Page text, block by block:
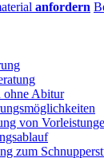
anfordern
ohne Abitur
von
zum